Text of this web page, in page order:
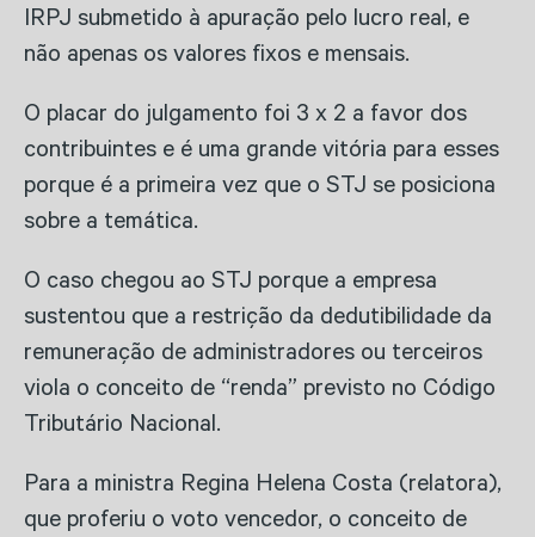
IRPJ submetido à apuração pelo lucro real, e
não apenas os valores fixos e mensais.
O placar do julgamento foi 3 x 2 a favor dos
contribuintes e é uma grande vitória para esses
porque é a primeira vez que o STJ se posiciona
sobre a temática.
O caso chegou ao STJ porque a empresa
sustentou que a restrição da dedutibilidade da
remuneração de administradores ou terceiros
viola o conceito de “renda” previsto no Código
Tributário Nacional.
Para a ministra Regina Helena Costa (relatora),
que proferiu o voto vencedor, o conceito de